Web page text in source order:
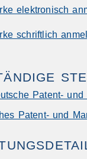
elektronisch
schriftlich
Patent- und
Patent- und